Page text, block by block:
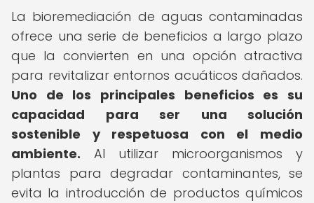
La bioremediación de aguas contaminadas
ofrece una serie de beneficios a largo plazo
que la convierten en una opción atractiva
para revitalizar entornos acuáticos dañados.
Uno de los principales beneficios es su
capacidad para ser una solución
sostenible y respetuosa con el medio
ambiente. Al utilizar microorganismos y
plantas para degradar contaminantes, se
evita la introducción de productos químicos